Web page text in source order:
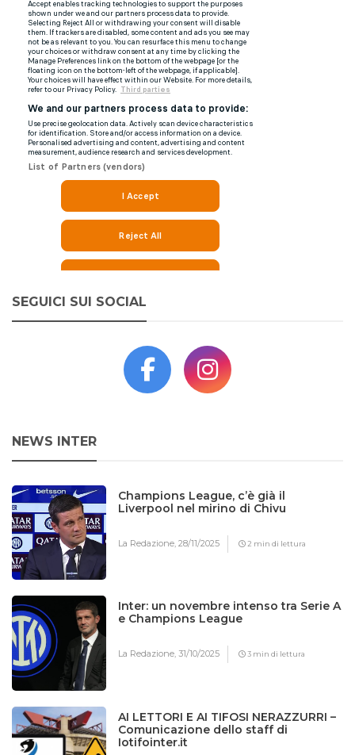
SEGUICI SUI SOCIAL
NEWS INTER
Champions League, c’è già il
Liverpool nel mirino di Chivu
La Redazione,28/11/2025 2 min di lettura
Inter: un novembre intenso tra Serie A
e Champions League
La Redazione,31/10/2025 3 min di lettura
AI LETTORI E AI TIFOSI NERAZZURRI –
Comunicazione dello staff di
Iotifointer.it